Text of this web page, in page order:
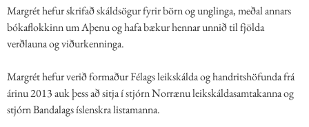
Margrét hefur skrifað skáldsögur fyrir börn og unglinga, meðal annars
bókaflokkinn um Aþenu og hafa bækur hennar unnið til fjölda
verðlauna og viðurkenninga.
Margrét hefur verið formaður Félags leikskálda og handritshöfunda frá
árinu 2013 auk þess að sitja í stjórn Norrænu leikskáldasamtakanna og
stjórn Bandalags íslenskra listamanna.